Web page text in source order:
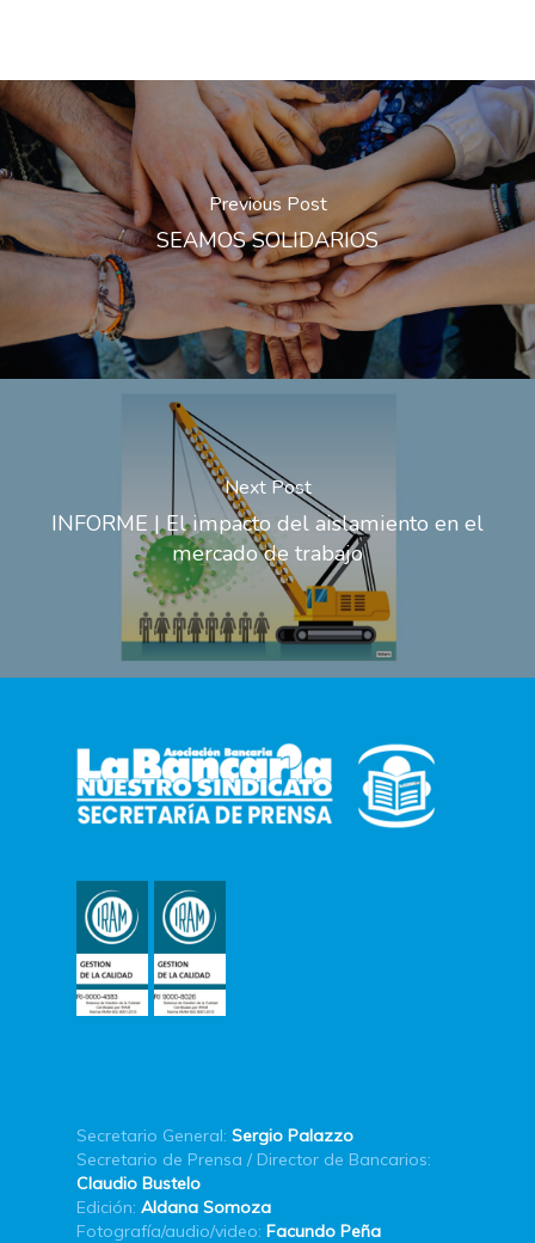
Previous Post
SEAMOS SOLIDARIOS
Next Post
INFORME | El impacto del aislamiento en el
mercado de trabajo
Secretario General: Sergio Palazzo
Secretario de Prensa / Director de Bancarios:
Claudio Bustelo
Edición: Aldana Somoza
Fotografía/audio/video: Facundo Peña